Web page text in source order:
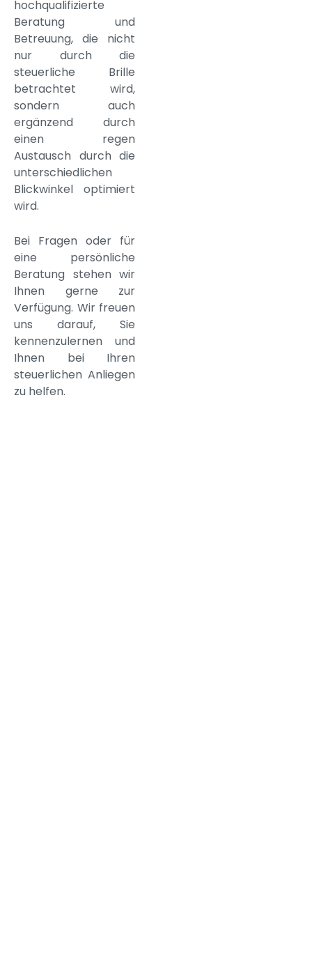
hochqualifizierte
Beratung und
Betreuung, die nicht
nur durch die
steuerliche Brille
betrachtet wird,
sondern auch
ergänzend durch
einen regen
Austausch durch die
unterschiedlichen
Blickwinkel optimiert
wird.
Bei Fragen oder für
eine persönliche
Beratung stehen wir
Ihnen gerne zur
Verfügung. Wir freuen
uns darauf, Sie
kennenzulernen und
Ihnen bei Ihren
steuerlichen Anliegen
zu helfen.